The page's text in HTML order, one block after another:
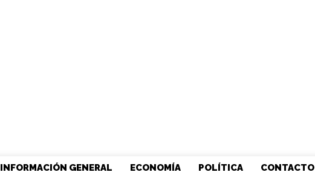
INFORMACIÓN GENERAL ECONOMÍA POLÍTICA CONTACTO